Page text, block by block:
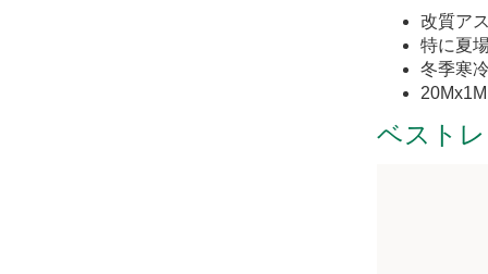
改質ア
特に夏
冬季寒
ベスト